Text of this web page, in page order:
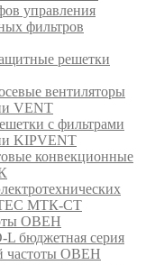
управления
фильтров
решетки
вентиляторы
VENT
с фильтрами
KIPVENT
конвекционные
МТК-СТ
ОВЕН
бюджетная серия
частоты ОВЕН